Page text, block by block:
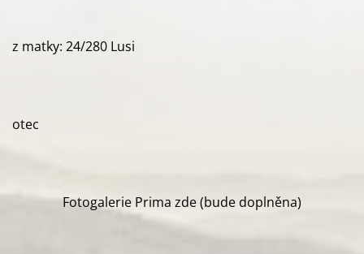
z matky: 24/280 Lusi
otec
Fotogalerie Prima zde (bude doplněna)